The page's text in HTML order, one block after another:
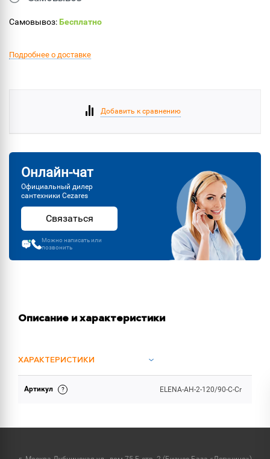
Самовывоз:Бесплатно
Подробнее о доставке
Добавить к сравнению
Онлайн-чат
Официальный дилер
сантехники Cezares
Связаться
Можно написать или
позвонить
Описание и характеристики
ХАРАКТЕРИСТИКИ
ОБЪЕМ ПОСТАВКИ
Артикул ELENA-AH-2-120/90-C-Cr